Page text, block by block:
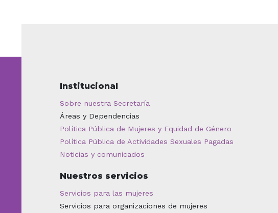
Institucional
Sobre nuestra Secretaría
Áreas y Dependencias
Política Pública de Mujeres y Equidad de Género
Política Pública de Actividades Sexuales Pagadas
Noticias y comunicados
Nuestros servicios
Servicios para las mujeres
Servicios para organizaciones de mujeres